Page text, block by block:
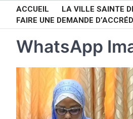
ACCUEIL LA VILLE SAINTE
FAIRE UNE DEMANDE
WhatsApp